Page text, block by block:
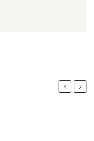
PreviousNext